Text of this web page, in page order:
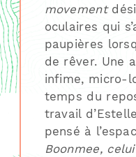
movement
oculaires qui
paupières
de rêver. Une
infime, micro-
temps du
travail
pensé à
Boonmee,